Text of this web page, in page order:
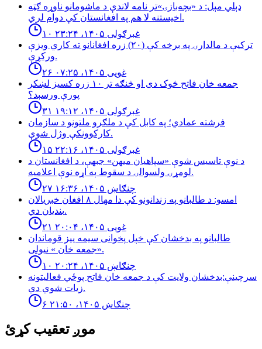
ډېلي مېل: د «بچه‌بازۍ»تر نامه لاندې د ماشومانو ناوړه ګټه
اخیستنه لا هم په افغانستان کې دوام لري.
۱۰ غبرګولی ۱۴۰۵، ۲۳:۲۴
تركيې د مالدارۍ په برخه كې (٢٠) زره افغانانو ته كاري ويزې
وركړې.
۲۶ غویی ۱۴۰۵، ۰۷:۲۵
جمعه خان فاتح څوک دی او څنګه تر ۱۰ زره کسیز لښکر
پورې ورسېد؟
۳۱ غبرګولی ۱۴۰۵، ۱۹:۱۲
فرشته عمادي؛ په کابل کې د ملګرو ملتونو د سازمان
کارکوونکې وژل شوې.
۱۵ غبرګولی ۱۴۰۵، ۲۲:۱۶
د نوې تاسیس شوې «سپاهیان میهن» جبهې، د افغانستان د
لومړۍ ولسوالۍ د سقوط په اړه نوې اعلامیه.
۲۷ چنګاښ ۱۴۰۵، ۱۶:۳۶
امسو: د طالبانو په زندانونو كې دا مهال ٨ افغان خبريالان
بنديان دي.
۲۱ غویی ۱۴۰۵، ۲۰:۰۴
طالبانو په بدخشان كې خپل پخوانى سيمه ييز قوماندان
«جمعه خان » نيولى.
۱۰ چنګاښ ۱۴۰۵، ۲۰:۲۴
سرچینې:بدخشان ولایت کې د جمعه خان فاتح پوځي فعالیتونه
زیات شوي دي.
۶ چنګاښ ۱۴۰۵، ۲۱:۵۰
موږ تعقیب کړئ